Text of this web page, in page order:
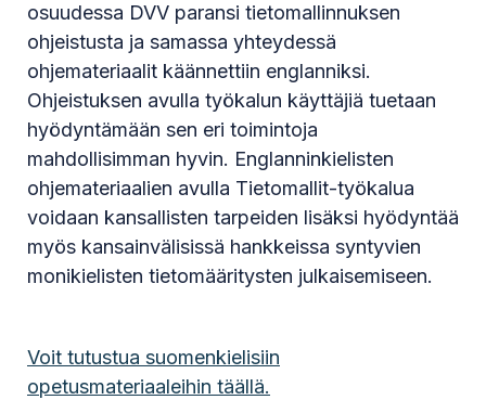
osuudessa DVV paransi tietomallinnuksen
ohjeistusta ja samassa yhteydessä
ohjemateriaalit käännettiin englanniksi.
Ohjeistuksen avulla työkalun käyttäjiä tuetaan
hyödyntämään sen eri toimintoja
mahdollisimman hyvin. Englanninkielisten
ohjemateriaalien avulla Tietomallit-työkalua
voidaan kansallisten tarpeiden lisäksi hyödyntää
myös kansainvälisissä hankkeissa syntyvien
monikielisten tietomääritysten julkaisemiseen.
Voit tutustua suomenkielisiin
opetusmateriaaleihin täällä.